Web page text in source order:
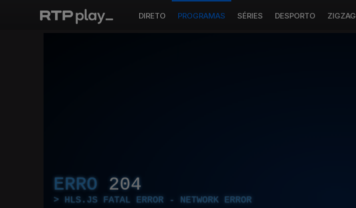
DIRETO PROGRAMAS SÉRIES DESPORTO ZIGZAG
ERRO 204
HLS.JS FATAL ERROR - NETWORK ERROR